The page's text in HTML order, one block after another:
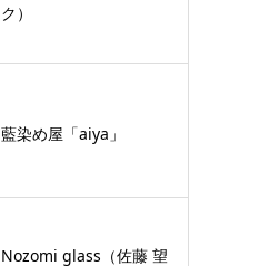
ク）
藍染め屋「aiya」
Nozomi glass（佐藤 望